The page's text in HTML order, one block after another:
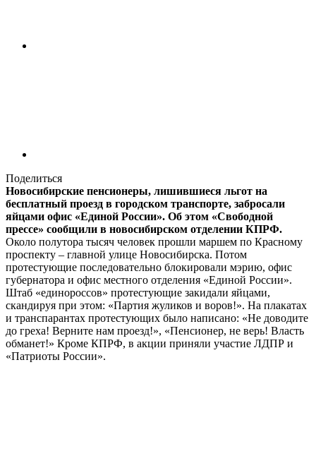
Поделиться
Новосибирские пенсионеры, лишившиеся льгот на
бесплатный проезд в городском транспорте, забросали
яйцами офис «Единой России». Об этом «Свободной
прессе» сообщили в новосибирском отделении КПРФ.
Около полутора тысяч человек прошли маршем по Красному
проспекту – главной улице Новосибирска. Потом
протестующие последовательно блокировали мэрию, офис
губернатора и офис местного отделения «Единой России».
Штаб «единороссов» протестующие закидали яйцами,
скандируя при этом: «Партия жуликов и воров!». На плакатах
и транспарантах протестующих было написано: «Не доводите
до греха! Верните нам проезд!», «Пенсионер, не верь! Власть
обманет!» Кроме КПРФ, в акции приняли участие ЛДПР и
«Патриоты России».